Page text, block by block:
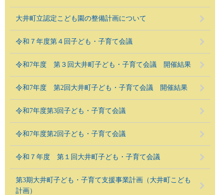
大井町立認定こども園の整備計画について
令和７年度第４回子ども・子育て会議
令和7年度 第３回大井町子ども・子育て会議 開催結果
令和7年度 第2回大井町子ども・子育て会議 開催結果
令和7年度第3回子ども・子育て会議
令和7年度第2回子ども・子育て会議
令和７年度 第１回大井町子ども・子育て会議
第3期大井町子ども・子育て支援事業計画（大井町こども
計画）